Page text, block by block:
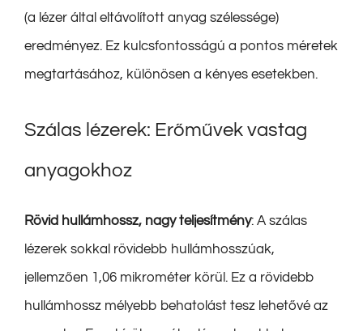
(a lézer által eltávolított anyag szélessége)
eredményez. Ez kulcsfontosságú a pontos méretek
megtartásához, különösen a kényes esetekben.
Szálas lézerek: Erőművek vastag
anyagokhoz
Rövid hullámhossz, nagy teljesítmény: A szálas
lézerek sokkal rövidebb hullámhosszúak,
jellemzően 1,06 mikrométer körül. Ez a rövidebb
hullámhossz mélyebb behatolást tesz lehetővé az